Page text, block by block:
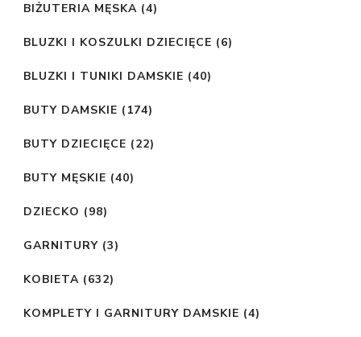
BIŻUTERIA MĘSKA (4)
BLUZKI I KOSZULKI DZIECIĘCE (6)
BLUZKI I TUNIKI DAMSKIE (40)
BUTY DAMSKIE (174)
BUTY DZIECIĘCE (22)
BUTY MĘSKIE (40)
DZIECKO (98)
GARNITURY (3)
KOBIETA (632)
KOMPLETY I GARNITURY DAMSKIE (4)